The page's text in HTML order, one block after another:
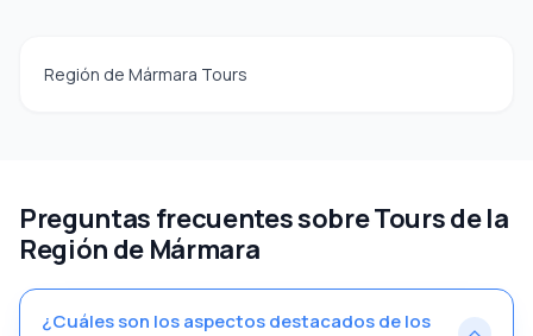
Región de Mármara Tours
Preguntas frecuentes sobre Tours de la
Región de Mármara
¿Cuáles son los aspectos destacados de los